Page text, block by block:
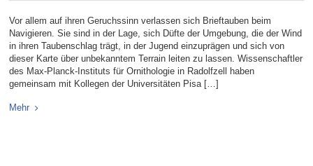
Vor allem auf ihren Geruchssinn verlassen sich Brieftauben beim
Navigieren. Sie sind in der Lage, sich Düfte der Umgebung, die der Wind
in ihren Taubenschlag trägt, in der Jugend einzuprägen und sich von
dieser Karte über unbekanntem Terrain leiten zu lassen. Wissenschaftler
des Max-Planck-Instituts für Ornithologie in Radolfzell haben
gemeinsam mit Kollegen der Universitäten Pisa […]
Mehr